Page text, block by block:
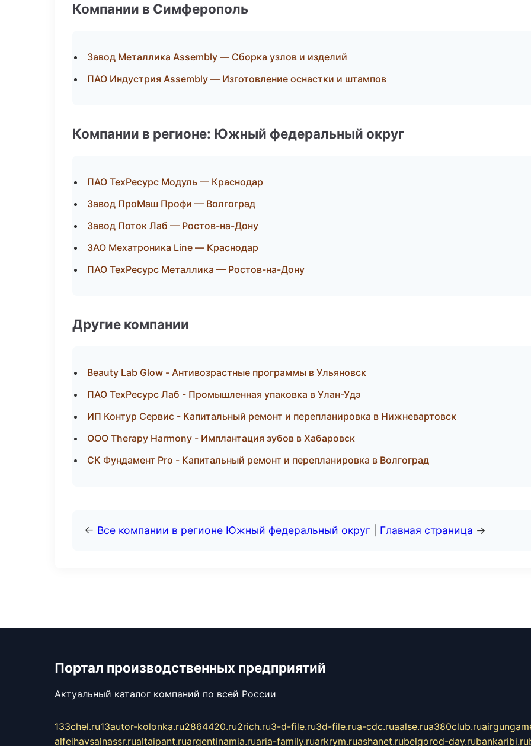
Компании в Симферополь
Завод Металлика Assembly — Сборка узлов и изделий
ПАО Индустрия Assembly — Изготовление оснастки и штампов
Компании в регионе: Южный федеральный округ
ПАО ТехРесурс Модуль — Краснодар
Завод ПроМаш Профи — Волгоград
Завод Поток Лаб — Ростов-на-Дону
ЗАО Мехатроника Line — Краснодар
ПАО ТехРесурс Металлика — Ростов-на-Дону
Другие компании
Beauty Lab Glow - Антивозрастные программы в Ульяновск
ПАО ТехРесурс Лаб - Промышленная упаковка в Улан-Удэ
ИП Контур Сервис - Капитальный ремонт и перепланировка в Нижневартовск
ООО Therapy Harmony - Имплантация зубов в Хабаровск
СК Фундамент Pro - Капитальный ремонт и перепланировка в Волгоград
← Все компании в регионе Южный федеральный округ Главная страница →
Портал производственных предприятий
Актуальный каталог компаний по всей России
133chel.ru13autor-kolonka.ru2864420.ru2rich.ru3-d-file.ru3d-file.rua-cdc.ruaalse.rua380club.ru
alfeihavsalnassr.rualtaipant.ruargentinamia.ruaria-family.ruarkrym.ruashanet.rubelgorod-day.rubankaribi.ru